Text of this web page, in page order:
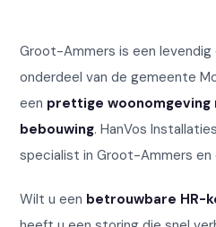
Groot-Ammers is een levendig
onderdeel van de gemeente
een prettige
bebouwing. HanVos
specialist in Groot-Ammers
Wilt u een betrouwbare HR-